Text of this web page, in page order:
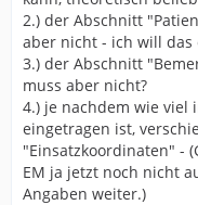
2.) der Abschnitt
aber nicht - ich will
3.) der Abschnitt
muss aber nicht?
4.) je nachdem wie viel
eingetragen ist,
"Einsatzkoordinaten" -
EM ja jetzt noch nicht
Angaben weiter.)